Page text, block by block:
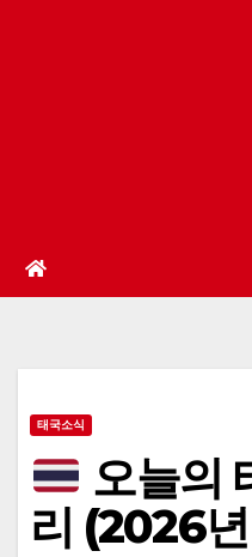
태국소식
오늘의
리 (2026